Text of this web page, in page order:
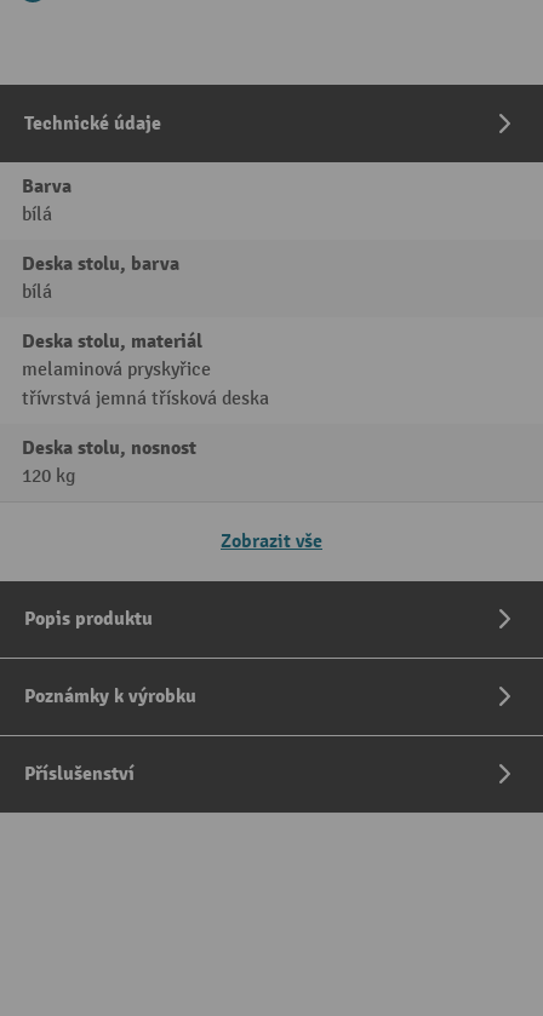
Technické údaje
Barva
bílá
Deska stolu, barva
bílá
Deska stolu, materiál
melaminová pryskyřice
třívrstvá jemná třísková deska
Deska stolu, nosnost
120 kg
Zobrazit vše
Popis produktu
Poznámky k výrobku
Příslušenství